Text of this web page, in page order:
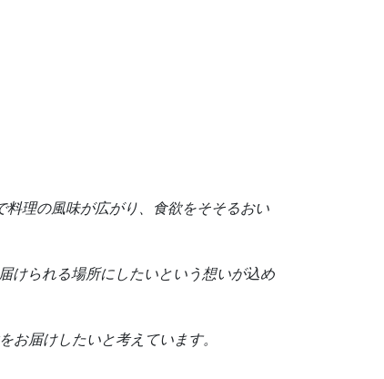
理の風味が広がり、食欲をそそるおい
けられる場所にしたいという想いが込め
お届けしたいと考えています。